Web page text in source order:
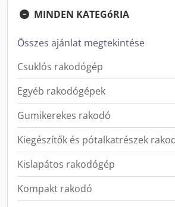
MINDEN KATEGóRIA
Összes ajánlat megtekintése
Csuklós rakodógép
Egyéb rakodógépek
Gumikerekes rakodó
Kiegészítők és pótalkatrészek
Kislapátos rakodógép
Kompakt rakodó